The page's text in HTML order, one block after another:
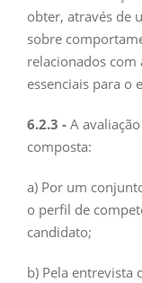
obter, através de
sobre
relacionados com
essenciais para o
6.2.3 - A
composta:
a) Por um
o perfil de
candidato;
b) Pela entrevista